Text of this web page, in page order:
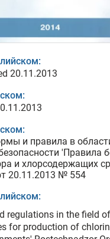
20.11.2013
и правила в
'Правила
и хлорсодержащих
20.11.2013 № 554
regulations in the field
for production of